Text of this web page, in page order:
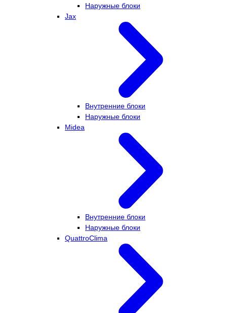
Наружные блоки
Jax
Внутренние блоки
Наружные блоки
Midea
Внутренние блоки
Наружные блоки
QuattroClima